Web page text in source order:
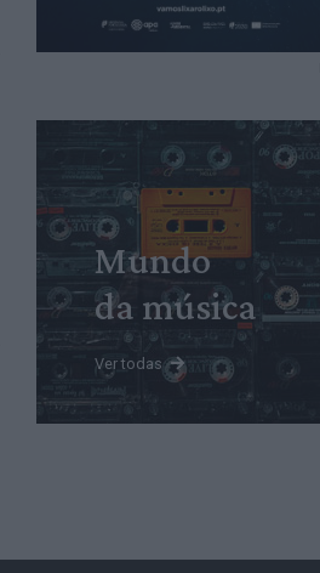
Mundo
da música
Ver todas